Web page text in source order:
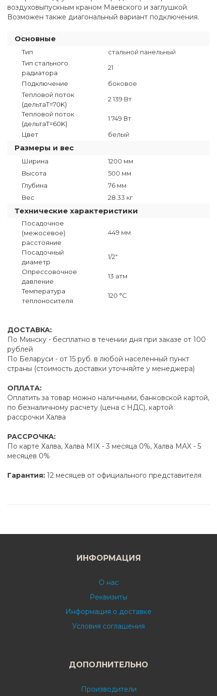
воздуховыпускным краном Маевского и заглушкой.
Возможен также диагональный вариант подключения.
Основные
Тип
стальной панельный
Тип стального
радиатора
21
Подключение
боковое
Тепловой поток
(дельтаT=70K)
2 139 Вт
Тепловой поток
(дельтаТ=60K)
1 749 Вт
Цвет белый
Размеры и вес
Ширина
1200 мм
Высота
500 мм
Глубина
76 мм
Вес
28.33 кг
Технические характеристики
Посадочное
(межосевое)
расстояние
449 мм
Посадочный
диаметр
1/2"
Опрессовочное
давление
13 атм
Температура
теплоносителя
120 °C
ДОСТАВКА:
По Минску - бесплатно в течении дня при заказе от 100
рублей
По Беларуси - от 15 руб. в любой населенный пункт
страны (стоимость доставки уточняйте у менеджера)
ОПЛАТА:
Оплатить за товар можно наличными, банковской картой,
по безналичному расчету (цена с НДС), картой
рассрочки Халва
РАССРОЧКА:
По карте Халва, Халва MIX - 3 месяца 0%, Халва MAX - 5
месяцев 0%
Гарантия: 12 месяцев от официального представителя
ИНФОРМАЦИЯ
О нас
Реквизиты
Информация о доставке
Условия соглашения
ДОПОЛНИТЕЛЬНО
Производители